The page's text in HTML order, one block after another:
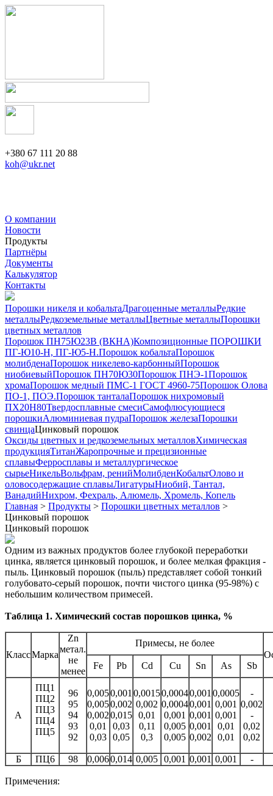
+380 67 111 20 88
koh@ukr.net
О компании
Новости
Продукты
Партнёры
Документы
Калькулятор
Контакты
Порошки никеля и кобальтаДрагоценные металлыРедкие
металлыРедкоземельные металлыЦветные металлыПорошки
цветных металлов
Порошок ПН75Ю23В (ВКНА)Композиционные ПОРОШКИ
ПГ-Ю10-Н, ПГ-Ю5-Н.Порошок кобальтаПорошок
молибденаПорошок никелево-карбонныйПорошок
ниобиевыйПорошок ПН70Ю30Порошок ПНЭ-1Порошок
хромаПорошок медный ПМС-1 ГОСТ 4960-75Порошок Олова
ПО-1, ПОЭ.Порошок танталаПорошок нихромовый
ПХ20Н80Твердосплавные смесиСамофлюсующиеся
порошкиАлюминиевая пудраПорошок железаПорошки
свинцаЦинковый порошок
Оксиды цветных и редкоземельных металловХимическая
продукцияТитанЖаропрочные и прецизионные
сплавыФерросплавы и металлургическое
сырьеНикельВольфрам, ренийМолибденКобальтОлово и
оловосодержащие сплавыЛигатурыНиобий, Тантал,
ВанадийНихром, Фехраль, Алюмель, Хромель, Копель
Главная > Продукты > Порошки цветных металлов >
Цинковый порошок
Цинковый порошок
Одним из важных продуктов более глубокой переработки
цинка, является цинковый порошок, и более мелкая фракция -
пыль. Цинковый порошок (пыль) представляет собой тонкий
голубовато-серый порошок, почти чистого цинка (95-98%) с
небольшим количеством примесей.
Таблица 1. Химический состав порошков цинка, %
КлассМарка
Zn
метал.
не
менее
Примесы, не более
Fe
Pb Cd Cu Sn As Sb
А
ПЦ1
ПЦ2
ПЦ3
ПЦ4
ПЦ5
96
95
94
93
92
0,005
0,005
0,002
0,01
0,03
0,001
0,002
0,015
0,03
0,05
0,0015
0,002
0,01
0,11
0,3
0,0004
0,0004
0,001
0,005
0,005
0,001
0,001
0,001
0,001
0,002
0,0005
0,001
0,001
0,01
0,01
-
0,002
-
0,02
0,02
Б ПЦ6 98 0,0060,014 0,005 0,001 0,001 0,001 -
Примечения: